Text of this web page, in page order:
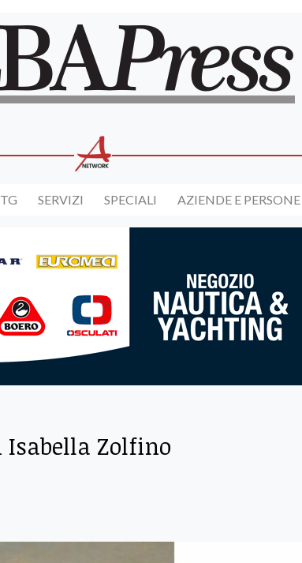
SERVIZI SPECIALI AZIENDE E PERSONE
Zolfino